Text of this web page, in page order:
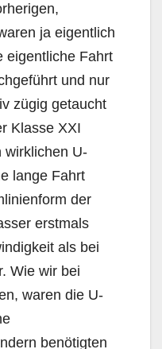
ja eigentlich
eigentliche Fahrt
und nur
zügig getaucht
Klasse XXI
wirklichen U-
lange Fahrt
der
erstmals
als bei
Wie wir bei
waren die U-
benötigten